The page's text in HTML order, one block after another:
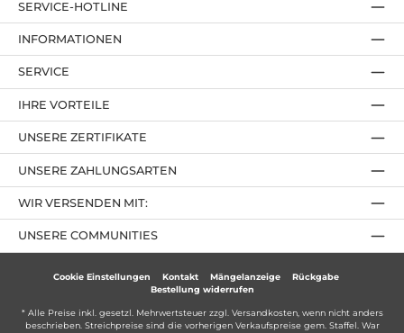
SERVICE-HOTLINE
IHRE VORTEILE
UNSERE ZAHLUNGSARTEN
UNSERE ZERTIFIKATE
INFORMATIONEN
SERVICE
UNSERE COMMUNITIES
WIR VERSENDEN MIT:
Cookie Einstellungen Kontakt Mängelanzeige
Rückgabe
Bestellung widerrufen
* Alle Preise inkl. gesetzl. Mehrwertsteuer zzgl. Versandkosten, wenn nicht anders
beschrieben. Streichpreise sind die vorherigen Verkaufspreise gem. Staffel. War